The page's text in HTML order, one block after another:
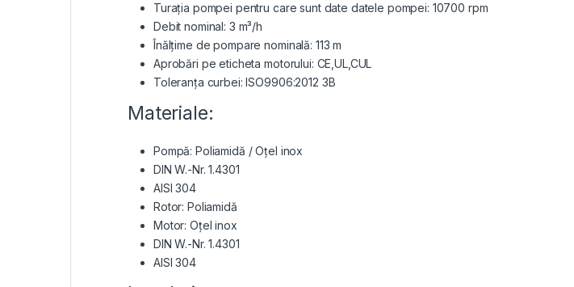
Turaţia pompei pentru care sunt date datele pompei: 10700 rpm
Debit nominal: 3 m³/h
Înălţime de pompare nominală: 113 m
Aprobări pe eticheta motorului: CE,UL,CUL
Toleranţa curbei: ISO9906:2012 3B
Materiale:
Pompă: Poliamidă / Oțel inox
DIN W.-Nr. 1.4301
AISI 304
Rotor: Poliamidă
Motor: Oţel inox
DIN W.-Nr. 1.4301
AISI 304